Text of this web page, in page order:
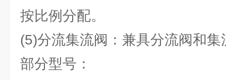
按比例分配。
(5)分流集流阀：兼具分流阀和
部分型号：